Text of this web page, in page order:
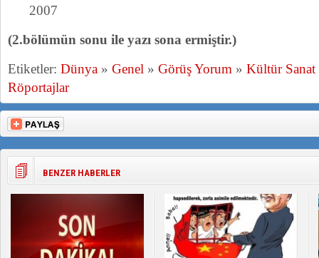
2007
(2.bölümün sonu ile yazı sona ermiştir.)
Etiketler: Dünya » Genel » Görüş Yorum » Kültür Sanat
Röportajlar
BENZER HABERLER